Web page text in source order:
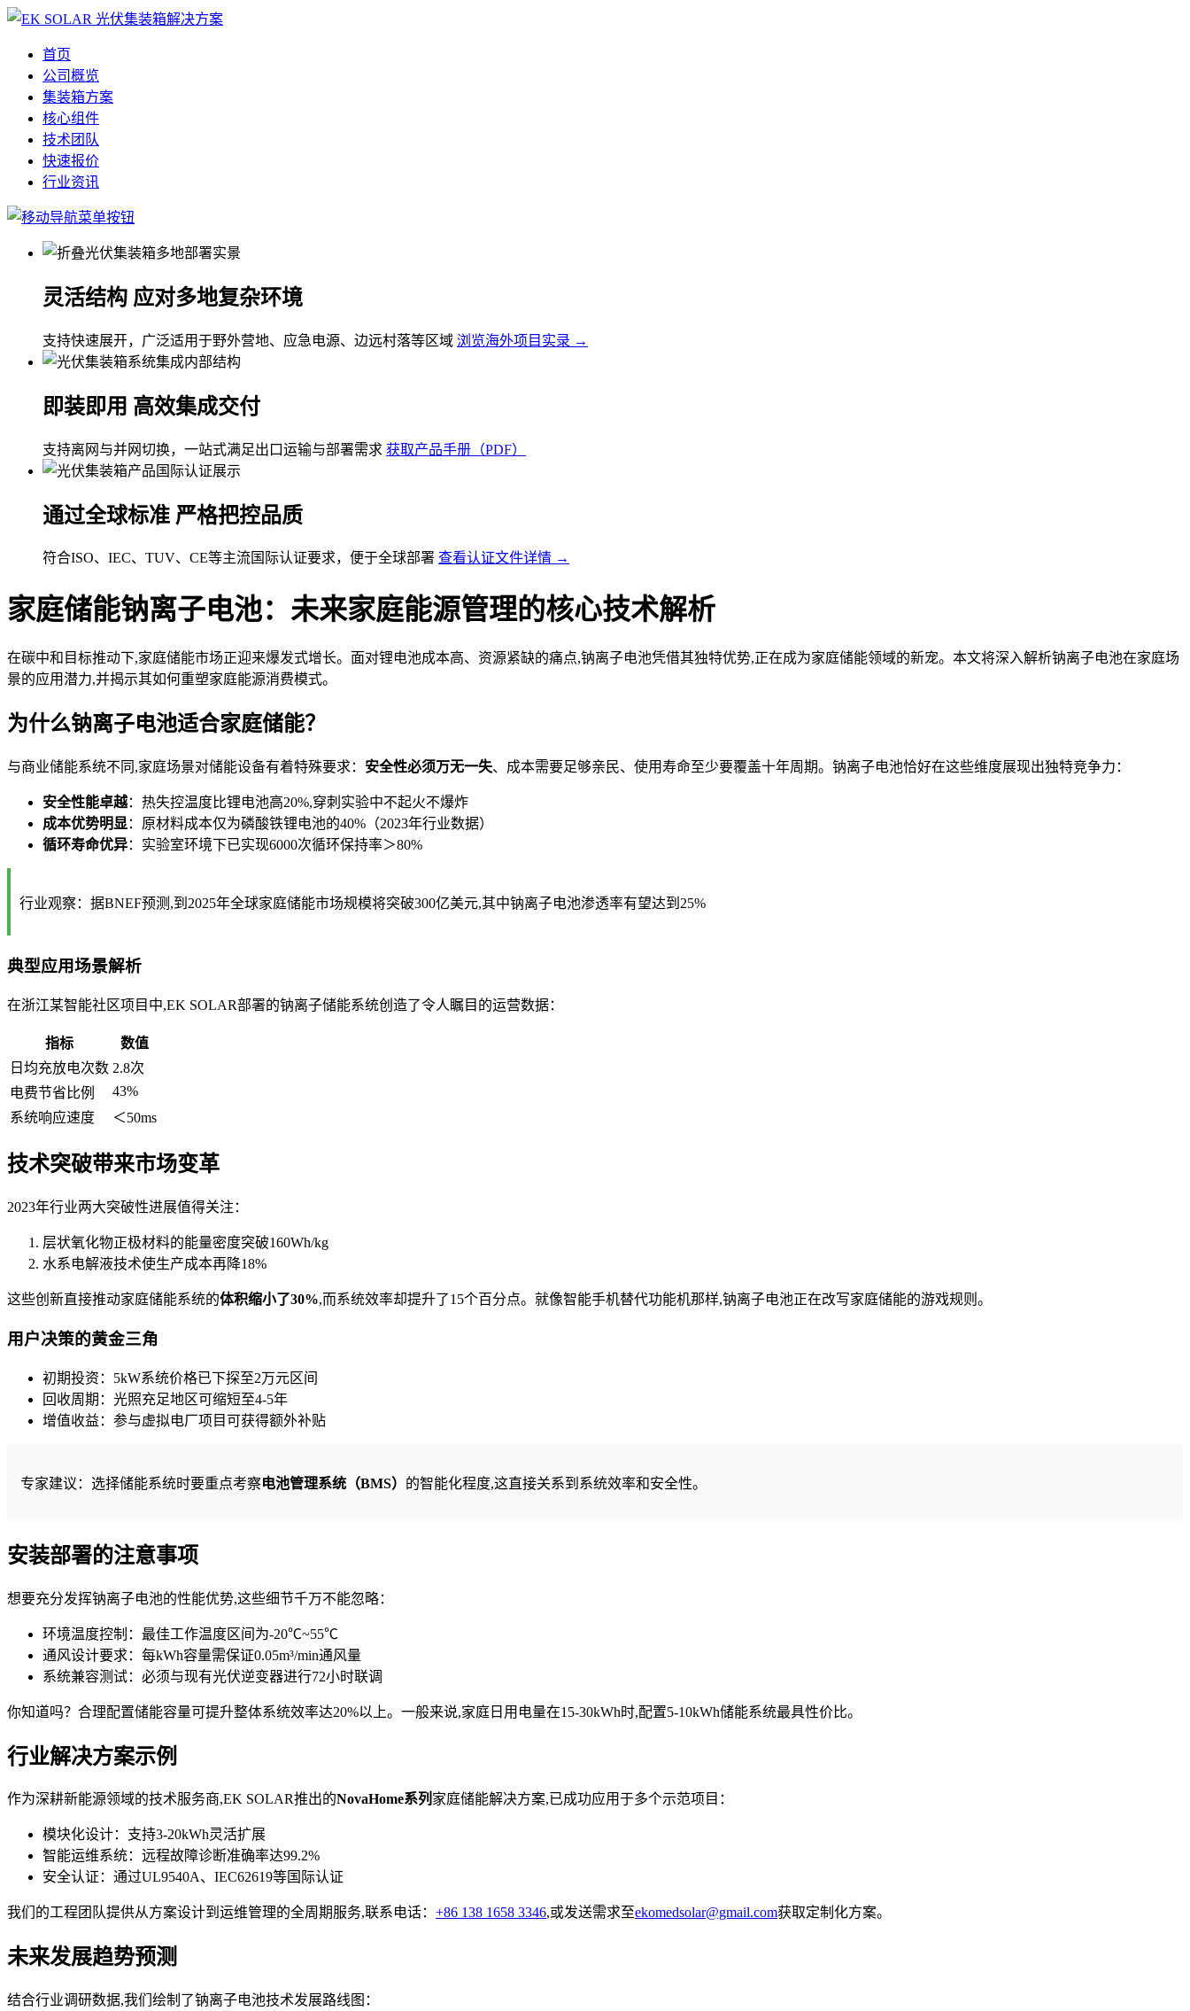
首页
公司概览
集装箱方案
核心组件
技术团队
快速报价
行业资讯
灵活结构 应对多地复杂环境
支持快速展开，广泛适用于野外营地、应急电源、边远村落等区域 浏览海外项目实录 →
即装即用 高效集成交付
支持离网与并网切换，一站式满足出口运输与部署需求 获取产品手册（PDF）
通过全球标准 严格把控品质
符合ISO、IEC、TUV、CE等主流国际认证要求，便于全球部署 查看认证文件详情 →
家庭储能钠离子电池：未来家庭能源管理的核心技术解析
在碳中和目标推动下,家庭储能市场正迎来爆发式增长。面对锂电池成本高、资源紧缺的痛点,钠离子电池凭借其独特优势,正在成为家庭储能领域的新宠。本文将深入解析钠离子电池在家庭场
景的应用潜力,并揭示其如何重塑家庭能源消费模式。
为什么钠离子电池适合家庭储能？
与商业储能系统不同,家庭场景对储能设备有着特殊要求： 安全性必须万无一失、成本需要足够亲民、使用寿命至少要覆盖十年周期。钠离子电池恰好在这些维度展现出独特竞争力：
安全性能卓越：热失控温度比锂电池高20%,穿刺实验中不起火不爆炸
成本优势明显 ：原材料成本仅为磷酸铁锂电池的40%（2023年行业数据）
循环寿命优异：实验室环境下已实现6000次循环保持率＞80%
行业观察：据BNEF预测,到2025年全球家庭储能市场规模将突破300亿美元,其中钠离子电池渗透率有望达到25%
典型应用场景解析
在浙江某智能社区项目中,EK SOLAR部署的钠离子储能系统创造了令人瞩目的运营数据：
指标
数值
日均充放电次数 2.8次
电费节省比例
43%
系统响应速度
＜50ms
技术突破带来市场变革
2023年行业两大突破性进展值得关注：
层状氧化物正极材料的能量密度突破160Wh/kg
水系电解液技术使生产成本再降18%
这些创新直接推动家庭储能系统的体积缩小了30%,而系统效率却提升了15个百分点。就像智能手机替代功能机那样,钠离子电池正在改写家庭储能的游戏规则。
用户决策的黄金三角
初期投资：5kW系统价格已下探至2万元区间
回收周期：光照充足地区可缩短至4-5年
增值收益：参与虚拟电厂项目可获得额外补贴
专家建议：选择储能系统时要重点考察电池管理系统（BMS） 的智能化程度,这直接关系到系统效率和安全性。
安装部署的注意事项
想要充分发挥钠离子电池的性能优势,这些细节千万不能忽略：
环境温度控制：最佳工作温度区间为-20℃~55℃
通风设计要求：每kWh容量需保证0.05m³/min通风量
系统兼容测试：必须与现有光伏逆变器进行72小时联调
你知道吗？合理配置储能容量可提升整体系统效率达20%以上。一般来说,家庭日用电量在15-30kWh时,配置5-10kWh储能系统最具性价比。
行业解决方案示例
作为深耕新能源领域的技术服务商,EK SOLAR推出的NovaHome系列 家庭储能解决方案,已成功应用于多个示范项目：
模块化设计：支持3-20kWh灵活扩展
智能运维系统：远程故障诊断准确率达99.2%
安全认证：通过UL9540A、IEC62619等国际认证
我们的工程团队提供从方案设计到运维管理的全周期服务,联系电话： +86 138 1658 3346,或发送需求至ekomedsolar@gmail.com获取定制化方案。
未来发展趋势预测
结合行业调研数据,我们绘制了钠离子电池技术发展路线图：